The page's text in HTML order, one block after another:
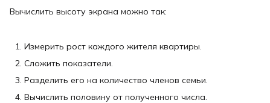
Вычислить высоту экрана можно так:
Измерить рост каждого жителя квартиры.
Сложить показатели.
Разделить его на количество членов семьи.
Вычислить половину от полученного числа.